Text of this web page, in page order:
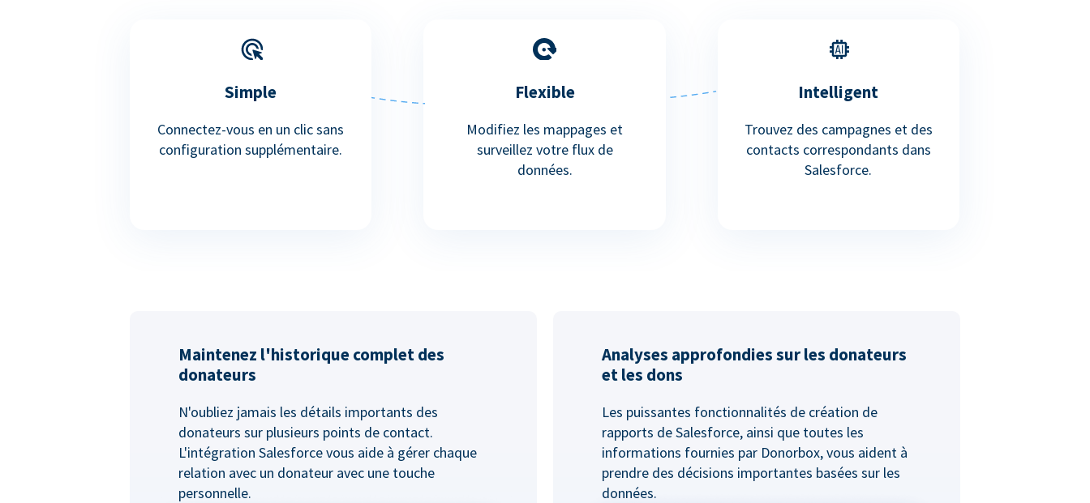
Simple
Connectez-vous en un clic sans
configuration supplémentaire.
Flexible
Modifiez les mappages et
surveillez votre flux de
données.
Intelligent
Trouvez des campagnes et des
contacts correspondants dans
Salesforce.
Maintenez l'historique complet des
donateurs
N'oubliez jamais les détails importants des
donateurs sur plusieurs points de contact.
L'intégration Salesforce vous aide à gérer chaque
relation avec un donateur avec une touche
personnelle.
Analyses approfondies sur les donateurs
et les dons
Les puissantes fonctionnalités de création de
rapports de Salesforce, ainsi que toutes les
informations fournies par Donorbox, vous aident à
prendre des décisions importantes basées sur les
données.